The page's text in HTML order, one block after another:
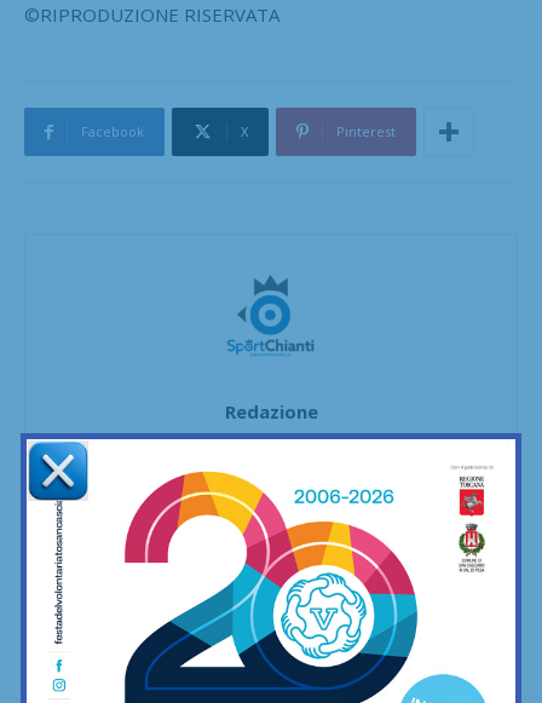
©RIPRODUZIONE RISERVATA
Facebook X Pinterest
Redazione
La redazione di SportChianti dà spazio, ogni giorno, a tutti gli
sport nei comuni chiantigiani: calcio, pallavolo, basket,
pallamano, baseball, karate, danza, ginnastica, ciclismo...
Articoli correlati
Aquatica, corsi di nuoto per bambini e